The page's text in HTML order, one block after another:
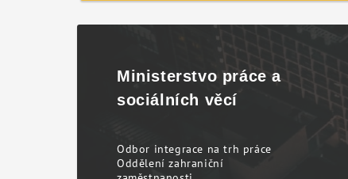
Ministerstvo práce a
sociálních věcí
Odbor integrace na trh práce
Oddělení zahraniční